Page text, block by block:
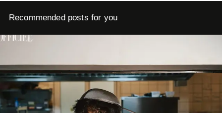
Recommended posts for you